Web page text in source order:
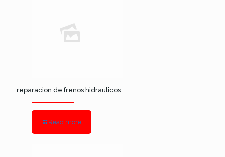
reparacion de frenos hidraulicos
Read more